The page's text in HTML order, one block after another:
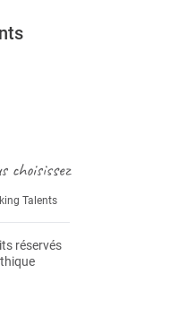
choisissez
Talents
réservés